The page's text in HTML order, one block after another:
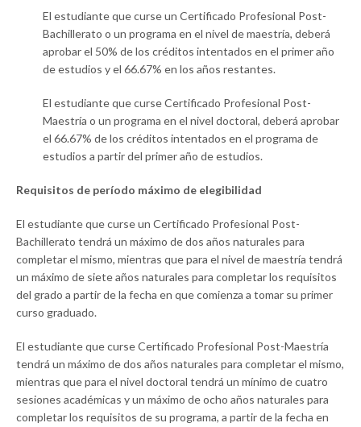
El estudiante que curse un Certificado Profesional Post-
Bachillerato o un programa en el nivel de maestría, deberá
aprobar el 50% de los créditos intentados en el primer año
de estudios y el 66.67% en los años restantes.
El estudiante que curse Certificado Profesional Post-
Maestría o un programa en el nivel doctoral, deberá aprobar
el 66.67% de los créditos intentados en el programa de
estudios a partir del primer año de estudios.
Requisitos de período máximo de elegibilidad
El estudiante que curse un Certificado Profesional Post-
Bachillerato tendrá un máximo de dos años naturales para
completar el mismo, mientras que para el nivel de maestría tendrá
un máximo de siete años naturales para completar los requisitos
del grado a partir de la fecha en que comienza a tomar su primer
curso graduado.
El estudiante que curse Certificado Profesional Post-Maestría
tendrá un máximo de dos años naturales para completar el mismo,
mientras que para el nivel doctoral tendrá un mínimo de cuatro
sesiones académicas y un máximo de ocho años naturales para
completar los requisitos de su programa, a partir de la fecha en